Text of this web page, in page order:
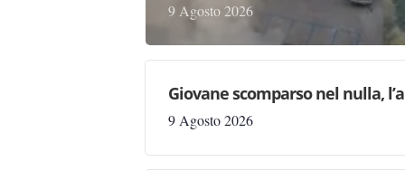
9 Agosto 2026
Giovane scomparso nel nulla,
9 Agosto 2026